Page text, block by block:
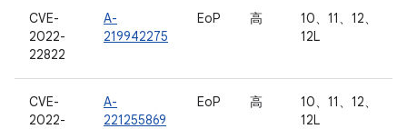
CVE-
2022-
22822
A-
219942275
EoP 高
10、11、12、
12L
CVE-
2022-
A-
221255869
EoP 高
10、11、12、
12L